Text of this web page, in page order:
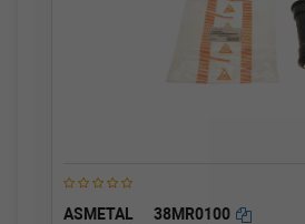
ASMETAL 38MR0100